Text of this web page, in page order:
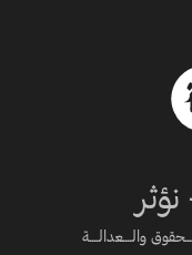
والــــعدالــــة